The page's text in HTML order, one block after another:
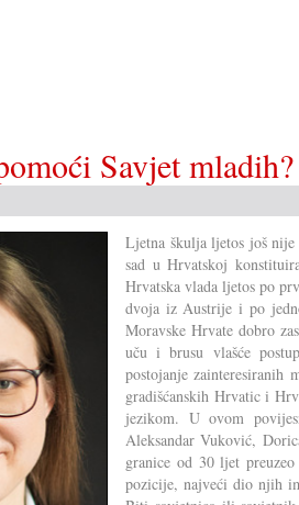
Savjet mladih?
Ljetna škulja ljetos još
sad u Hrvatskoj
Hrvatska vlada ljetos po
dvoja iz Austrije i po
Moravske Hrvate dobro
uču i brusu vlašće
postojanje zainteresiranih
gradišćanskih Hrvatic i
jezikom. U ovom
Aleksandar Vuković,
granice od 30 ljet
pozicije, najveći dio njih